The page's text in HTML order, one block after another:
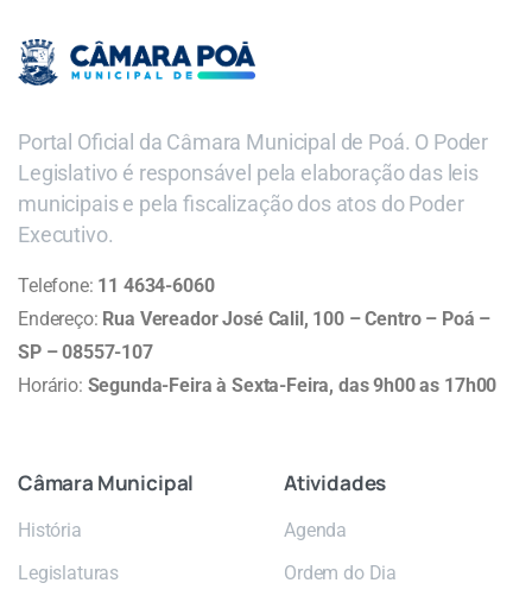
Portal Oficial da Câmara Municipal de Poá. O Poder
Legislativo é responsável pela elaboração das leis
municipais e pela fiscalização dos atos do Poder
Executivo.
Telefone: 11 4634-6060
Endereço: Rua Vereador José Calil, 100 – Centro – Poá –
SP – 08557-107
Horário: Segunda-Feira à Sexta-Feira, das 9h00 as 17h00
Câmara Municipal
História
Legislaturas
Atividades
Agenda
Ordem do Dia